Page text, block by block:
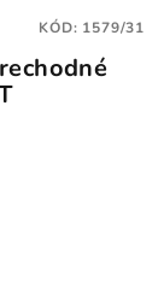
KÓD: 1579/31